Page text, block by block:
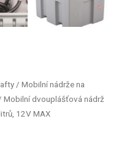
/ Mobilní nádrže na
Mobilní dvouplášťová nádrž
12V MAX